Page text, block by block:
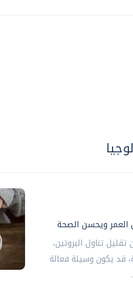
العمر ويحسن الصحة
تناول البروتين،
قد يكون وسيلة فعالة